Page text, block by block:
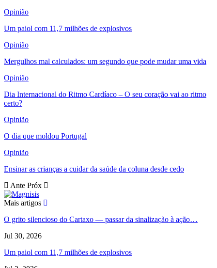
Opinião
Um paiol com 11,7 milhões de explosivos
Opinião
Mergulhos mal calculados: um segundo que pode mudar uma vida
Opinião
Dia Internacional do Ritmo Cardíaco – O seu coração vai ao ritmo
certo?
Opinião
O dia que moldou Portugal
Opinião
Ensinar as crianças a cuidar da saúde da coluna desde cedo
Ante Próx
Mais artigos
O grito silencioso do Cartaxo — passar da sinalização à ação…
Jul 30, 2026
Um paiol com 11,7 milhões de explosivos